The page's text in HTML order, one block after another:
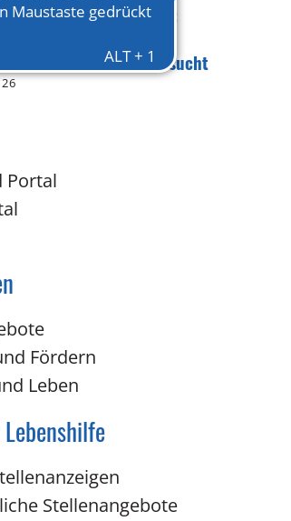
gegen Einsamkeit:
für
in Suhl gesucht
Portal
Fördern
Leben
Stellenangebote